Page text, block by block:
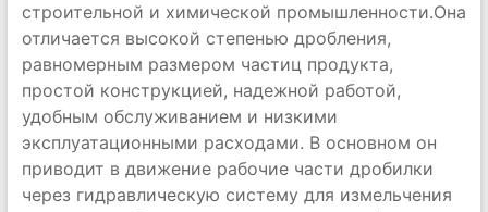
строительной и химической промышленности.Она
отличается высокой степенью дробления,
равномерным размером частиц продукта,
простой конструкцией, надежной работой,
удобным обслуживанием и низкими
эксплуатационными расходами. В основном он
приводит в движение рабочие части дробилки
через гидравлическую систему для измельчения